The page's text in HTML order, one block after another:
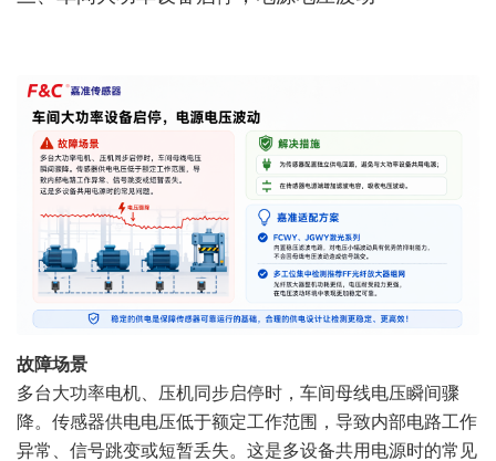
故障场景
多台大功率电机、压机同步启停时，车间母线电压瞬间骤
降。传感器供电电压低于额定工作范围，导致内部电路工作
异常、信号跳变或短暂丢失。这是多设备共用电源时的常见